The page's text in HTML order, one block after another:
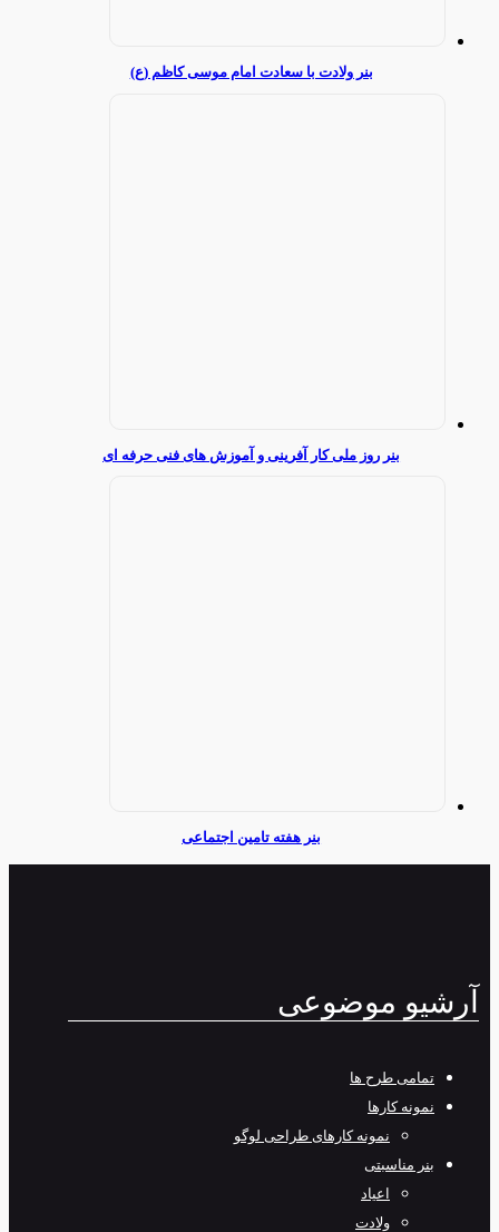
بنر ولادت با سعادت امام موسی کاظم (ع)
بنر روز ملی کار آفرینی و آموزش های فنی حرفه ای
بنر هفته تامین اجتماعی
آرشیو موضوعی
تمامی طرح‌ ها
نمونه کارها
نمونه کارهای طراحی لوگو
بنر مناسبتی
اعیاد
ولادت